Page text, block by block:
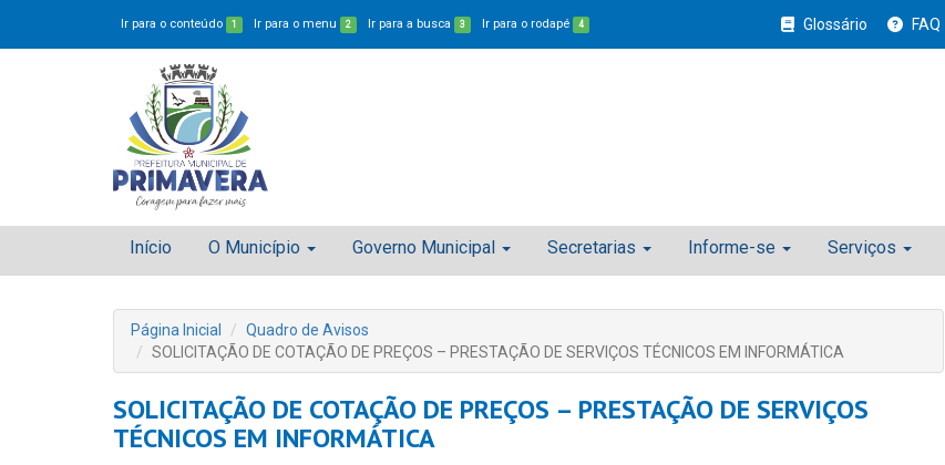
Ir para o conteúdo 1 Ir para o menu 2 Ir para a busca 3 Ir para o rodapé 4 Glossário FAQ
Início O Município Governo Municipal Secretarias Informe-se Serviços
Página Inicial
Quadro de Avisos
SOLICITAÇÃO DE COTAÇÃO DE PREÇOS – PRESTAÇÃO DE SERVIÇOS TÉCNICOS EM INFORMÁTICA
SOLICITAÇÃO DE COTAÇÃO DE PREÇOS – PRESTAÇÃO DE SERVIÇOS
TÉCNICOS EM INFORMÁTICA